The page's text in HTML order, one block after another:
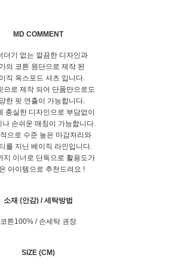
MD COMMENT
더기 없는 깔끔한 디자인과
의 코튼 원단으로 제작 된
직 옥스포드 셔츠 입니다.
으로 제작 되어 단품만으로도
한 핏 연출이 가능합니다.
충실한 디자인으로 부담없이
나 손쉬운 매칭이 가능합니다.
으로 수준 높은 마감처리와
를 지닌 베이직 라인입니다.
지 이너로 단독으로 활용도가
아이템으로 추천드려요 !
소재 (안감) / 세탁방법
코튼100% / 손세탁 권장
SIZE (CM)